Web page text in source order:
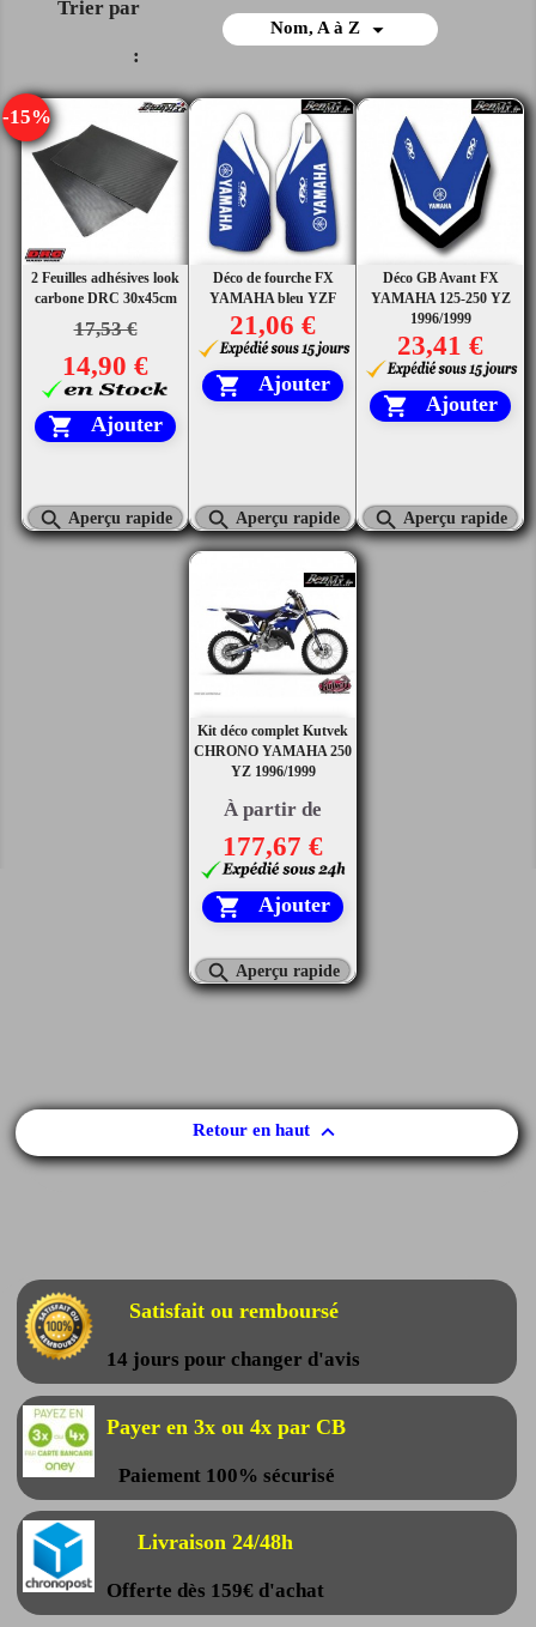
Trier par
:
Nom, A à Z 
2 Feuilles adhésives look
carbone DRC 30x45cm
17,53 €
-15%
14,90 €
 Ajouter
 Aperçu rapide
Déco de fourche FX
YAMAHA bleu YZF
21,06 €
 Ajouter
 Aperçu rapide
Déco GB Avant FX
YAMAHA 125-250 YZ
1996/1999
23,41 €
 Ajouter
 Aperçu rapide
Kit déco complet Kutvek
CHRONO YAMAHA 250
YZ 1996/1999
À partir de
177,67 €
 Ajouter
 Aperçu rapide
Retour en haut 
Satisfait ou remboursé
14 jours pour changer d'avis
Payer en 3x ou 4x par CB
Paiement 100% sécurisé
Livraison 24/48h
Offerte dès 159€ d'achat